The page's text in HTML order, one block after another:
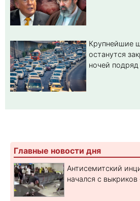
Крупнейшие
останутся
ночей подряд
Главные новости дня
Антисемитский
начался с